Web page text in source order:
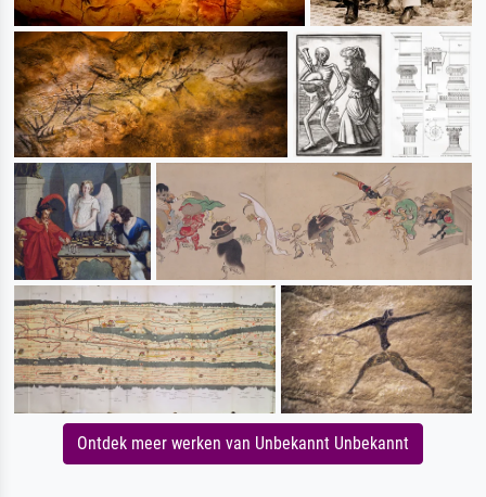
Ontdek meer werken van Unbekannt Unbekannt